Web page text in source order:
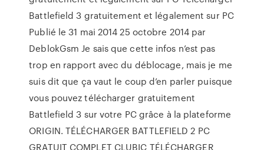
Battlefield 3 gratuitement et légalement sur PC
Publié le 31 mai 2014 25 octobre 2014 par
DeblokGsm Je sais que cette infos n’est pas
trop en rapport avec du déblocage, mais je me
suis dit que ça vaut le coup d’en parler puisque
vous pouvez télécharger gratuitement
Battlefield 3 sur votre PC grâce à la plateforme
ORIGIN. TÉLÉCHARGER BATTLEFIELD 2 PC
GRATUIT COMPLET CLUBIC TÉLÉCHARGER